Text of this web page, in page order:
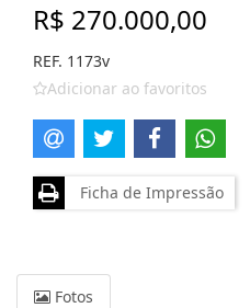
R$ 270.000,00
REF. 1173v
Adicionar ao favoritos
Ficha de Impressão
Fotos